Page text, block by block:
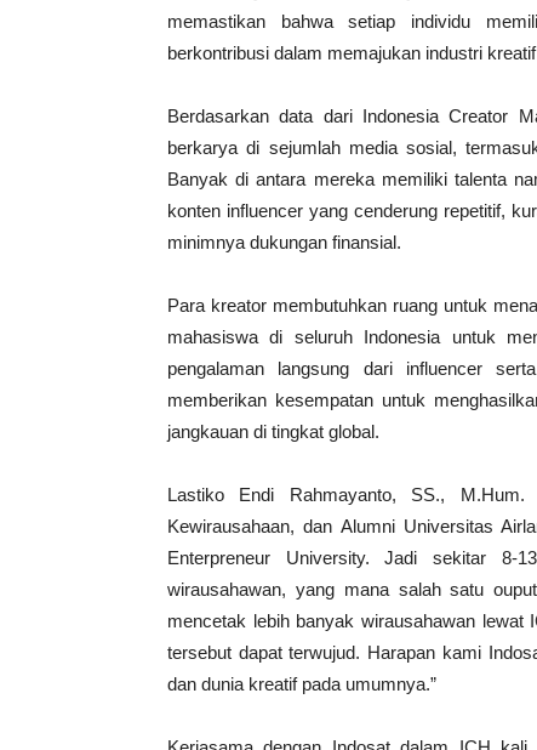
memastikan bahwa setiap individu
berkontribusi dalam memajukan industri
Berdasarkan data dari Indonesia Creator
berkarya di sejumlah media sosial,
Banyak di antara mereka memiliki talenta
konten influencer yang cenderung repetitif,
minimnya dukungan finansial.
Para kreator membutuhkan ruang untuk
mahasiswa di seluruh Indonesia untuk
pengalaman langsung dari influencer
memberikan kesempatan untuk
jangkauan di tingkat global.
Lastiko Endi Rahmayanto, SS., M.Hum.
Kewirausahaan, dan Alumni Universitas
Enterpreneur University. Jadi sekitar 8-
wirausahawan, yang mana salah satu
mencetak lebih banyak wirausahawan
tersebut dapat terwujud. Harapan kami
dan dunia kreatif pada umumnya.”